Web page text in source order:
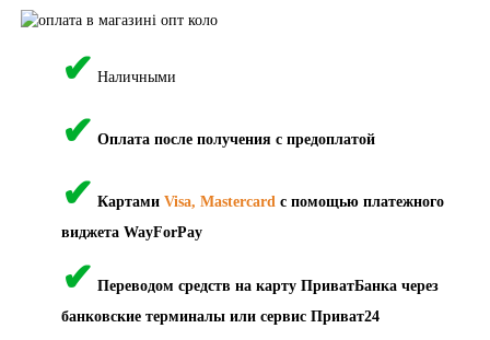
✔ Наличными
✔ Оплата после получения с предоплатой
✔ Картами Visa, Mastercard с помощью платежного
виджета WayForPay
✔ Переводом средств на карту ПриватБанка через
банковские терминалы или сервис Приват24